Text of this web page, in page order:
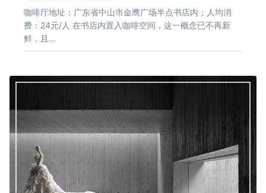
咖啡厅地址：广东省中山市金鹰广场半点书店内；人均消
费：24元/人 在书店内置入咖啡空间，这一概念已不再新
鲜，且…